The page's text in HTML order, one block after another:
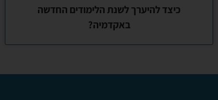
כיצד להיערך לשנת הלימודים החדשה
באקדמיה?